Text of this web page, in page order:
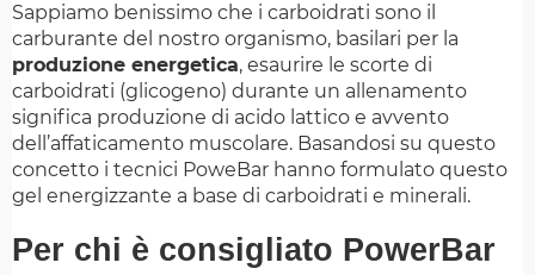
Sappiamo benissimo che i carboidrati sono il
carburante del nostro organismo, basilari per la
produzione energetica, esaurire le scorte di
carboidrati (glicogeno) durante un allenamento
significa produzione di acido lattico e avvento
dell’affaticamento muscolare. Basandosi su questo
concetto i tecnici PoweBar hanno formulato questo
gel energizzante a base di carboidrati e minerali.
Per chi è consigliato PowerBar